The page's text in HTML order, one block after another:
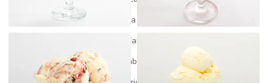
Fabrica de açai para revenda
Fabrica de açai a venda
Fabrica de gelato italiano
Fabrica de picole
Fabrica de picole artesanal